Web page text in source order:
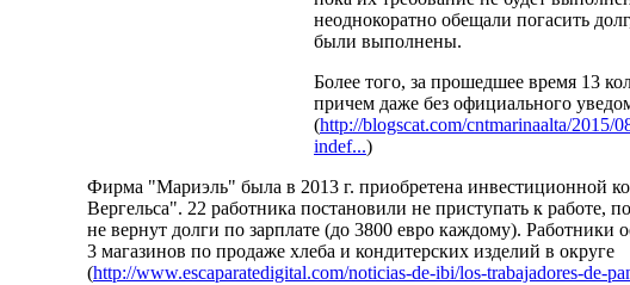
неоднокоратно обещали погасить
были выполнены.
Более того, за прошедшее время 13
причем даже без официального
(http://blogscat.com/cntmarinaalta/2015/
indef...)
Фирма "Мариэль" была в 2013 г. приобретена инвестиционной
Вергельса". 22 работника постановили не приступать к работе,
не вернут долги по зарплате (до 3800 евро каждому). Работники
3 магазинов по продаже хлеба и кондитерских изделий в округе
(http://www.escaparatedigital.com/noticias-de-ibi/los-trabajadores-de-